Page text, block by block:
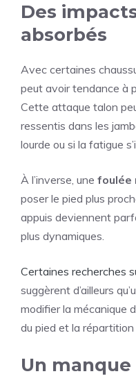
Des
absorbés
Avec certaines
peut avoir tendance à
Cette attaque talon
ressentis dans les
lourde ou si la fatigue
À l’inverse, une foulée
poser le pied plus
appuis deviennent
plus dynamiques.
Certaines recherches
suggèrent d’ailleurs
modifier la mécanique
du pied et la
Un